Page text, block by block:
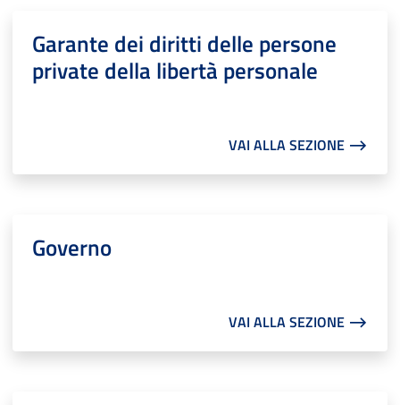
Garante dei diritti delle persone
private della libertà personale
VAI ALLA SEZIONE ⟶
Governo
VAI ALLA SEZIONE ⟶